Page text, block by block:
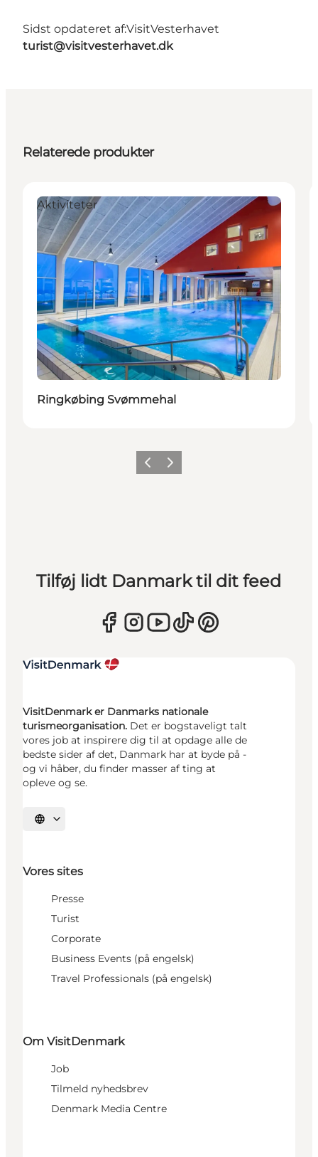
Sidst opdateret af:VisitVesterhavet
turist@visitvesterhavet.dk
Relaterede produkter
Aktiviteter
Ringkøbing Svømmehal
ForrigeNæste
Tilføj lidt Danmark til dit feed
VisitDenmark er Danmarks nationale
turismeorganisation. Det er bogstaveligt talt
vores job at inspirere dig til at opdage alle de
bedste sider af det, Danmark har at byde på -
og vi håber, du finder masser af ting at
opleve og se.
Vælg sprog
Vores sites
Presse
Turist
Corporate
Business Events (på engelsk)
Travel Professionals (på engelsk)
Om VisitDenmark
Job
Tilmeld nyhedsbrev
Denmark Media Centre